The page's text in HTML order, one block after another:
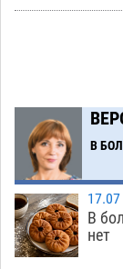
12:02
В
17.07
В
нет